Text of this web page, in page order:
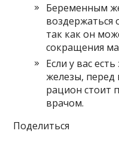
Беременным
воздержаться
так как он
сокращения
Если у вас
железы,
рацион стоит
врачом.
Поделиться